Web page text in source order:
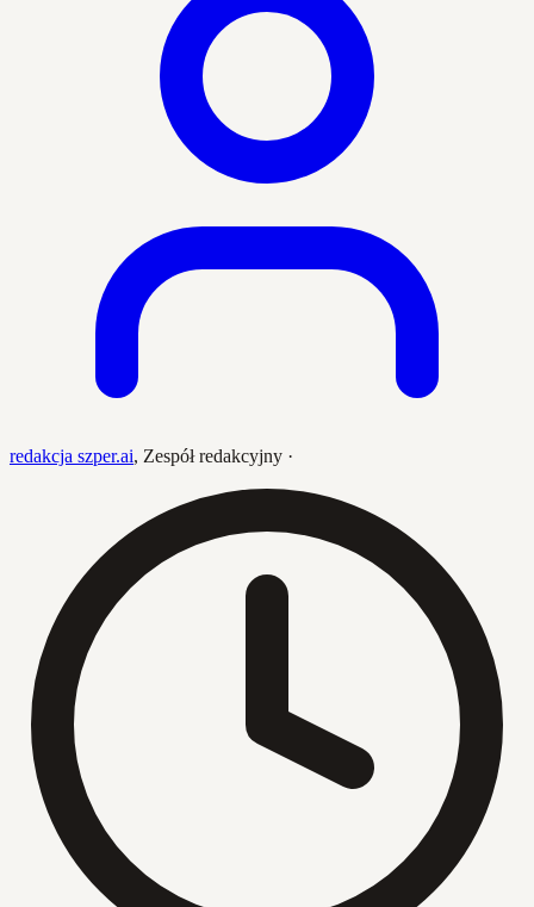
redakcja szper.ai, Zespół redakcyjny ·